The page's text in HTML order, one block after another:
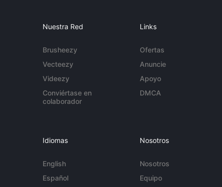
Nuestra Red
Brusheezy
Vecteezy
Videezy
Conviértase en
colaborador
Links
Ofertas
Anuncie
Apoyo
DMCA
Idiomas
English
Español
Nosotros
Nosotros
Equipo